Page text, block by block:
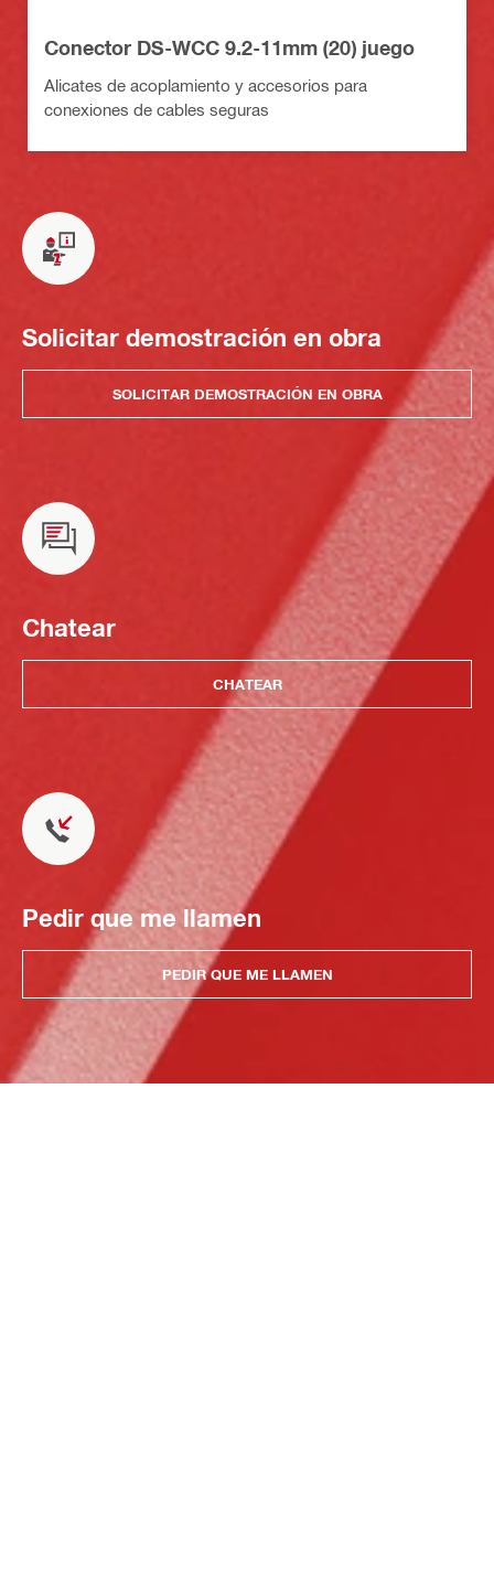
Conector DS-WCC 9.2-11mm (20) juego
Alicates de acoplamiento y accesorios para
conexiones de cables seguras
Solicitar demostración en obra
SOLICITAR DEMOSTRACIÓN EN OBRA
Chatear
CHATEAR
Pedir que me llamen
PEDIR QUE ME LLAMEN